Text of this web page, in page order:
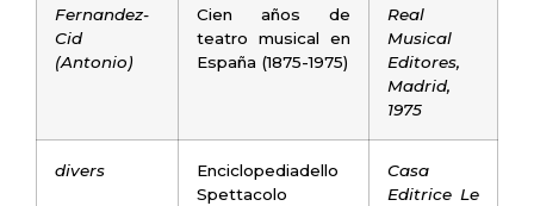
Fernandez-
Cid
(Antonio)
Cien años de
teatro musical en
España (1875-1975)
Real
Musical
Editores,
Madrid,
1975
divers
Enciclopediadello
Spettacolo
Casa
Editrice Le